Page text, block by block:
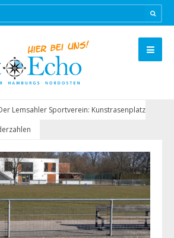
Lemsahler Sportverein: Kunstrasenplatz